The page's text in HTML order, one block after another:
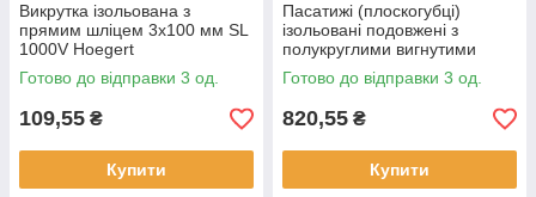
Викрутка ізольована з
прямим шліцем 3x100 мм SL
1000V Hoegert
Готово до відправки 3 од.
109,55 ₴
Купити
Пасатижі (плоскогубці)
ізольовані подовжені з
полукруглими вигнутими
губками,1000V Hoegert
Готово до відправки 3 од.
820,55 ₴
Купити